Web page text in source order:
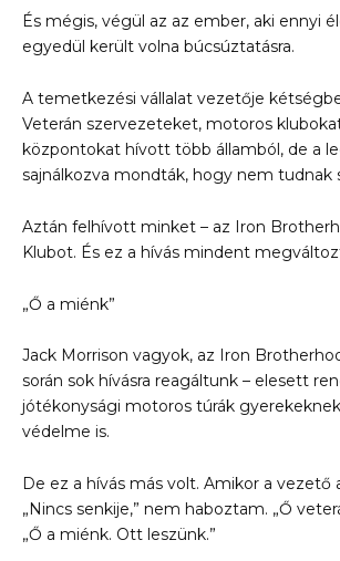
És mégis, végül az az ember, aki ennyi
egyedül került volna búcsúztatásra.
A temetkezési vállalat vezetője
Veterán szervezeteket, motoros
központokat hívott több államból, de a
sajnálkozva mondták, hogy nem tudnak
Aztán felhívott minket – az Iron
Klubot. És ez a hívás mindent
„Ő a miénk”
Jack Morrison vagyok, az Iron
során sok hívásra reagáltunk – elesett
jótékonysági motoros túrák
védelme is.
De ez a hívás más volt. Amikor a vezető
„Nincs senkije,” nem haboztam. „Ő
„Ő a miénk. Ott leszünk.”